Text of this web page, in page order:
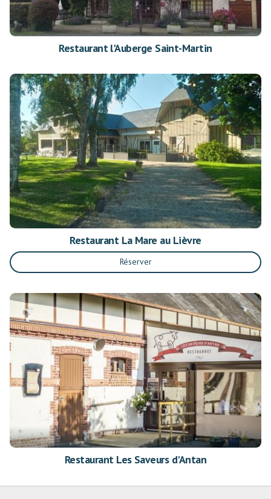
Restaurant l'Auberge Saint-Martin
Restaurant La Mare au Lièvre
Réserver
Restaurant Les Saveurs d'Antan